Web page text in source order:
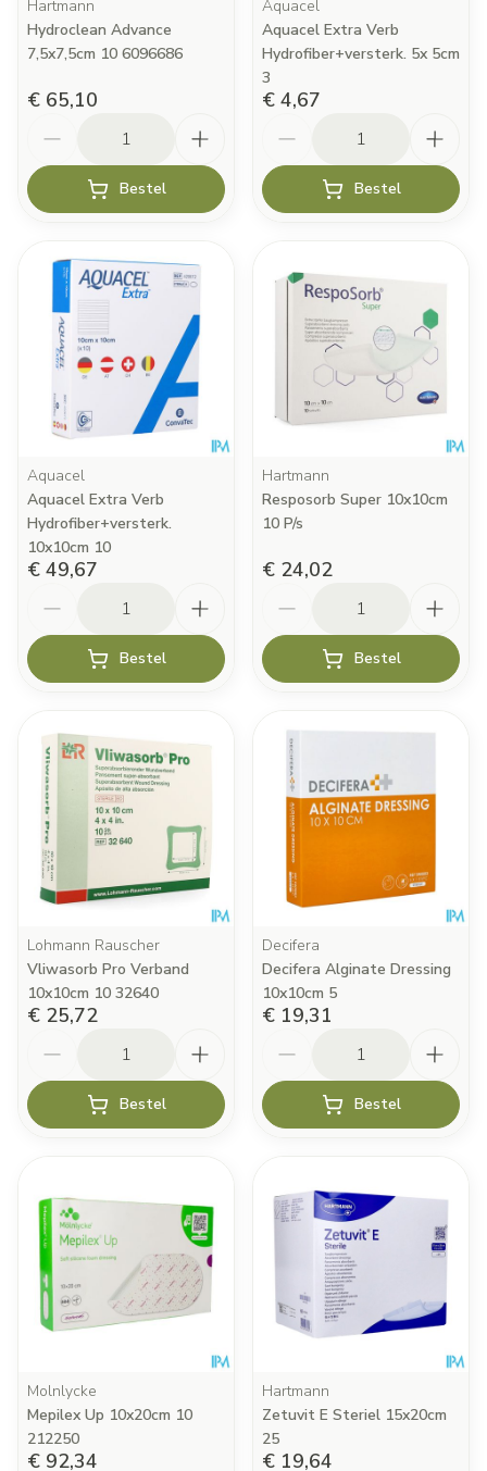
Hartmann
Hydroclean Advance
7,5x7,5cm 10 6096686
€ 65,10
Bestel
Aquacel
Aquacel Extra Verb
Hydrofiber+versterk. 5x 5cm
3
€ 4,67
Bestel
Aquacel
Aquacel Extra Verb
Hydrofiber+versterk.
10x10cm 10
€ 49,67
Bestel
Hartmann
Resposorb Super 10x10cm
10 P/s
€ 24,02
Bestel
Lohmann Rauscher
Vliwasorb Pro Verband
10x10cm 10 32640
€ 25,72
Bestel
Decifera
Decifera Alginate Dressing
10x10cm 5
€ 19,31
Bestel
Molnlycke
Mepilex Up 10x20cm 10
212250
€ 92,34
Hartmann
Zetuvit E Steriel 15x20cm
25
€ 19,64